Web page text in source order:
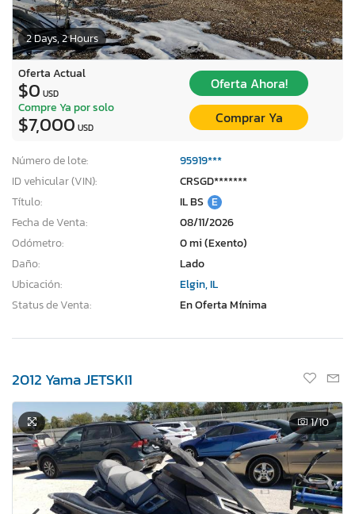
2 Days, 2 Hours
Oferta Actual
$0 USD
Oferta Ahora!
Compre Ya por solo
$7,000 USD
Comprar Ya
Número de lote:
95919***
ID vehicular (VIN):
CRSGD*******
Título:
IL BS E
Fecha de Venta:
08/11/2026
Odómetro:
0 mi (Exento)
Daño:
Lado
Ubicación:
Elgin, IL
Status de Venta:
En Oferta Mínima
2012 Yama JETSKI1
1/10